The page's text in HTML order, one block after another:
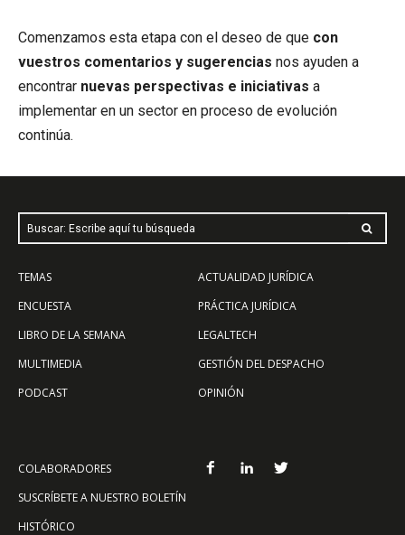
Comenzamos esta etapa con el deseo de que con
vuestros comentarios y sugerencias nos ayuden a
encontrar nuevas perspectivas e iniciativas a
implementar en un sector en proceso de evolución
continúa.
Buscar: Escribe aquí tu búsqueda
TEMAS
ENCUESTA
LIBRO DE LA SEMANA
MULTIMEDIA
PODCAST
ACTUALIDAD JURÍDICA
PRÁCTICA JURÍDICA
LEGALTECH
GESTIÓN DEL DESPACHO
OPINIÓN
COLABORADORES
SUSCRÍBETE A NUESTRO BOLETÍN
HISTÓRICO